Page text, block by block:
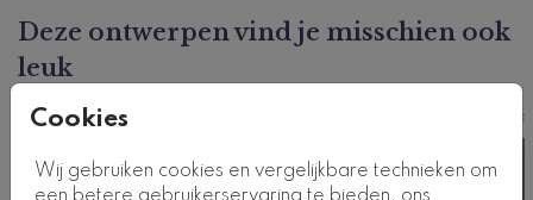
Cookies
Wij gebruiken cookies en vergelijkbare technieken om
Kaartcode: 0756-n4
Deze ontwerpen vind je misschien ook
leuk